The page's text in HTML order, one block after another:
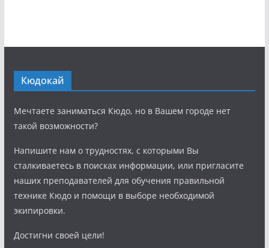
Кюдокай
Мечтаете заниматься Кюдо, но в Вашем городе нет
такой возможности?
Напишите нам о трудностях, с которыми Вы
сталкиваетесь в поисках информации, или пригласите
наших преподавателей для обучения правильной
технике Кюдо и помощи в выборе необходимой
экипировки.
Достигни своей цели!